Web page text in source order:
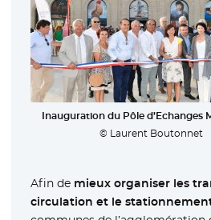
Inauguration du Pôle d’Echanges
© Laurent Boutonnet
Afin de mieux organiser les
circulation et le